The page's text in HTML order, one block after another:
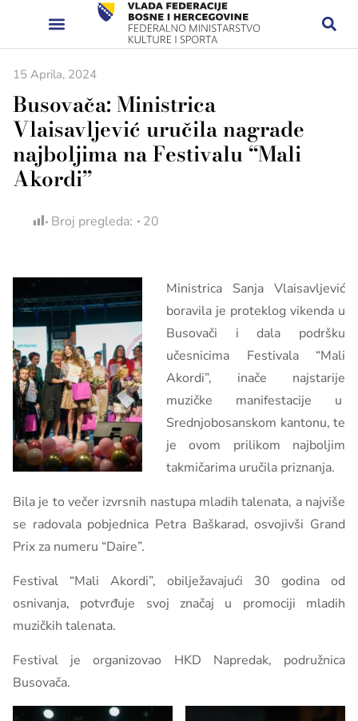
15 Aprila, 2024
Busovača: Ministrica
Vlaisavljević uručila nagrade
najboljima na Festivalu “Mali
Akordi”
Broj pregleda: 20
Ministrica Sanja Vlaisavljević
boravila je proteklog vikenda u
Busovači i dala podršku
učesnicima Festivala “Mali
Akordi”, inače najstarije
muzičke manifestacije u
Srednjobosanskom kantonu, te
je ovom prilikom najboljim
takmičarima uručila priznanja.
Bila je to večer izvrsnih nastupa mladih talenata, a najviše
se radovala pobjednica Petra Baškarad, osvojivši Grand
Prix za numeru “Daire”.
Festival “Mali Akordi”, obilježavajući 30 godina od
osnivanja, potvrđuje svoj značaj u promociji mladih
muzičkih talenata.
Festival je organizovao HKD Napredak, podružnica
Busovača.